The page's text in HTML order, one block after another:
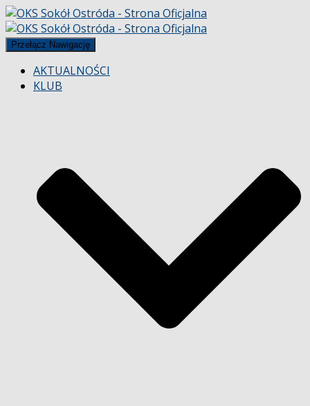
Przełącz Nawigację
AKTUALNOŚCI
KLUB